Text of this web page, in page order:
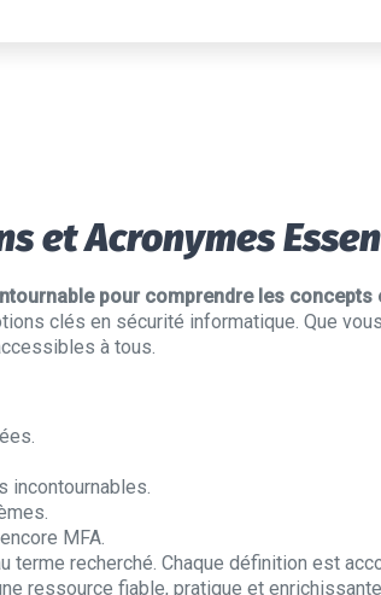
et Acronymes
pour comprendre les
clés en sécurité informatique. Que
à tous.
incontournables.
MFA.
recherché. Chaque définition est
ressource fiable, pratique et